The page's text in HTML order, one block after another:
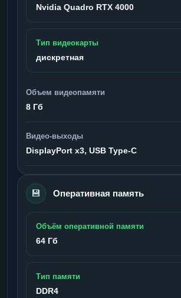
Nvidia Quadro RTX 4000
Тип видеокарты
дискретная
Объем видеопамяти
8 Гб
Видео-выходы
DisplayPort x3, USB Type-C
💾 Оперативная память
Объём оперативной памяти
64 Гб
Тип памяти
DDR4